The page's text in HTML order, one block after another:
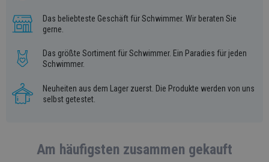
Das beliebteste Geschäft für Schwimmer. Wir beraten Sie
gerne.
Das größte Sortiment für Schwimmer. Ein Paradies für jeden
Schwimmer.
Neuheiten aus dem Lager zuerst. Die Produkte werden von uns
selbst getestet.
Am häufigsten zusammen gekauft